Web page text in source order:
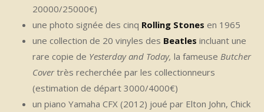
20000/25000€)
une photo signée des cinq Rolling Stones en 1965
une collection de 20 vinyles des Beatles incluant une
rare copie de Yesterday and Today, la fameuse Butcher
Covertrès recherchée par les collectionneurs
(estimation de départ 3000/4000€)
un piano Yamaha CFX (2012) joué par Elton John, Chick